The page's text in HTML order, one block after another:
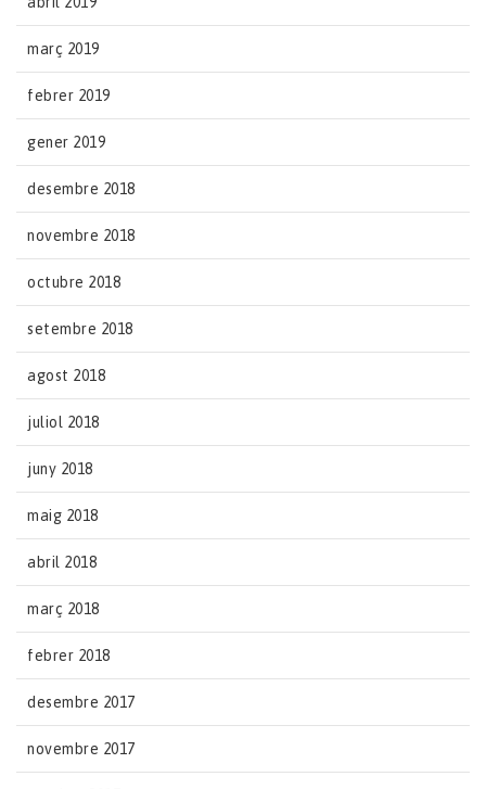
març 2019
febrer 2019
gener 2019
desembre 2018
novembre 2018
octubre 2018
setembre 2018
agost 2018
juliol 2018
juny 2018
maig 2018
abril 2018
març 2018
febrer 2018
desembre 2017
novembre 2017